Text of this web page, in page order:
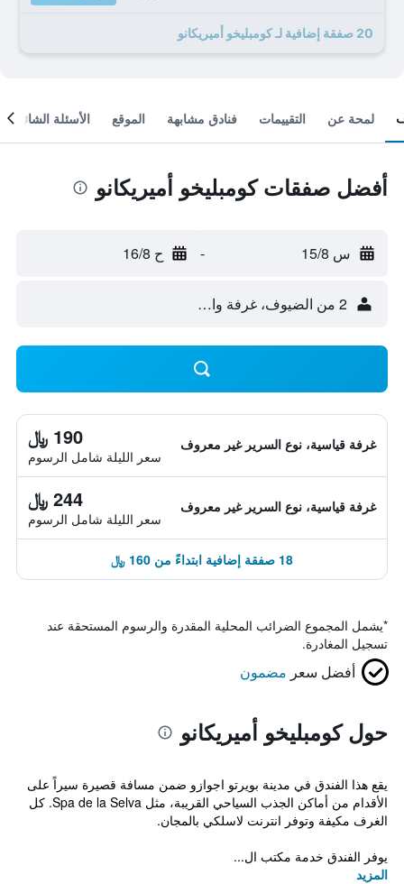
20 صفقة إضافية لـ كومبليخو أميريكانو
لمحة عن التقييمات فنادق مشابهة الموقع الأسئلة الشائعة
أفضل صفقات كومبليخو أميريكانو
س 15/8 - ح 16/8
2 من الضيوف، غرفة واحدة
غرفة قياسية، نوع السرير غير معروف 190 ﷼
سعر الليلة شامل الرسوم
غرفة قياسية، نوع السرير غير معروف 244 ﷼
سعر الليلة شامل الرسوم
18 صفقة إضافية ابتداءً من 160 ﷼
*يشمل المجموع الضرائب المحلية المقدرة والرسوم المستحقة عند
تسجيل المغادرة.
أفضل سعر مضمون
حول كومبليخو أميريكانو
يقع هذا الفندق في مدينة بويرتو اجوازو ضمن مسافة قصيرة سيراً على
الأقدام من أماكن الجذب السياحي القريبة، مثل Spa de la Selva. كل
الغرف مكيفة وتوفر انترنت لاسلكي بالمجان.
يوفر الفندق خدمة مكتب ال...
المزيد